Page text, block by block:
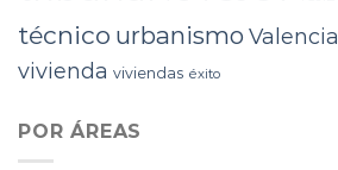
técnico urbanismo Valencia
vivienda viviendas éxito
POR ÁREAS